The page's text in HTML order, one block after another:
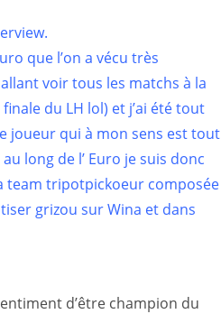
que l’on a vécu très
voir tous les matchs à la
du LH lol) et j’ai été tout
joueur qui à mon sens est tout
long de l’ Euro je suis donc
team tripotpickoeur composée
grizou sur Wina et dans
d’être champion du